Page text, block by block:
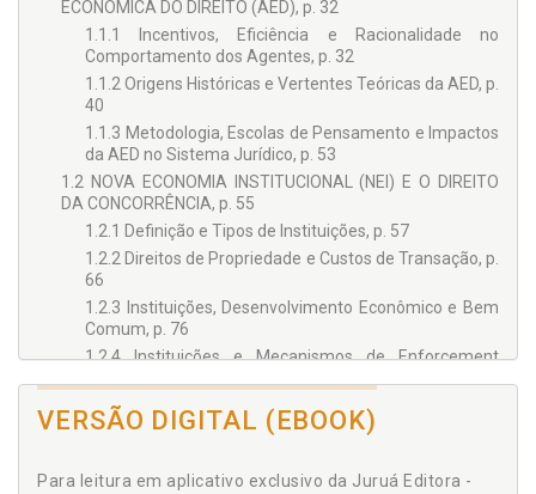
ECONÔMICA DO DIREITO (AED), p. 32
1.1.1 Incentivos, Eficiência e Racionalidade no
Comportamento dos Agentes, p. 32
1.1.2 Origens Históricas e Vertentes Teóricas da AED, p.
40
1.1.3 Metodologia, Escolas de Pensamento e Impactos
da AED no Sistema Jurídico, p. 53
1.2 NOVA ECONOMIA INSTITUCIONAL (NEI) E O DIREITO
DA CONCORRÊNCIA, p. 55
1.2.1 Definição e Tipos de Instituições, p. 57
1.2.2 Direitos de Propriedade e Custos de Transação, p.
66
1.2.3 Instituições, Desenvolvimento Econômico e Bem
Comum, p. 76
1.2.4 Instituições e Mecanismos de Enforcement
1.3 CONCLUSÃO PARCIAL, p. 83
Capítulo 2 ENFORCEMENT CONCORRENCIAL NO BRASIL:
2.1 O DIREITO DA CONCORRÊNCIA COMO INSTRUMENTO
VERSÃO DIGITAL (EBOOK)
Para leitura em aplicativo exclusivo da Juruá Editora -